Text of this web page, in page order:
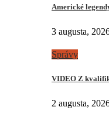
Americké
3 augusta,
Správy
VIDEO Z
2 augusta,